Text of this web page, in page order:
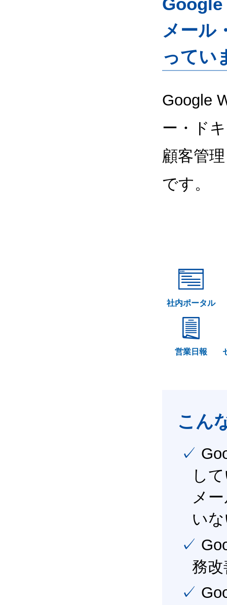
メール
ってい
Google
ー・ド
顧客管
です。
社内ポータル
営業日報
こん
✓ Google Workspace（旧G Suite） を社内で導入
し
メ
い
✓ Google Workspace（旧G Suite） を活用し、業
務
✓ Google Workspace（旧G Suite） を最大限に活